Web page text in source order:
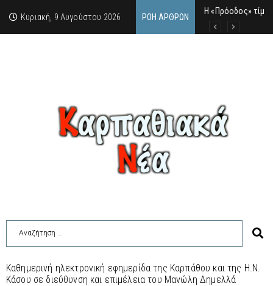
Κυριακή, 9 Αυγούστου 2026 ΡΟΉ ΆΡΘΡΩΝ
Η «Πρόοδος»
Ο Καρπάθιος
Από την πέτρα
Καθημερινή ηλεκτρονική εφημερίδα της Καρπάθου και της Η.Ν.
Κάσου σε διεύθυνση και επιμέλεια του Μανώλη Δημελλά